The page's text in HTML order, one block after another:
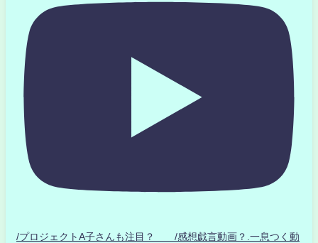
/プロジェクトA子さんも注目？ /感想戯言動画？.一息つく動